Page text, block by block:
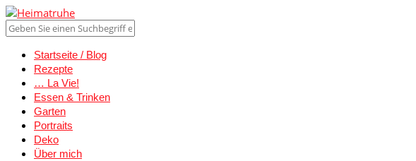
Startseite / Blog
Rezepte
… La Vie!
Essen & Trinken
Garten
Portraits
Deko
Über mich